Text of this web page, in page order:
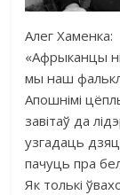
Алег Хаменка:
«Афрыканцы
мы наш
Апошнімі
завітаў да
узгадаць
пачуць пра
Як толькі